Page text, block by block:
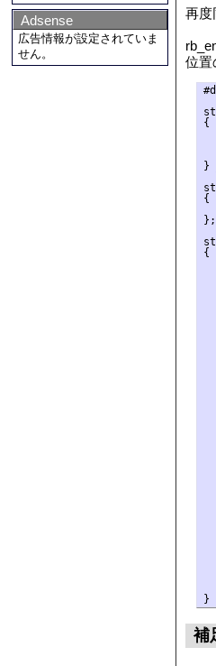
再度
位置
{
}
{
};
{
補
Adsense
広告情報が設定されていま
せん。